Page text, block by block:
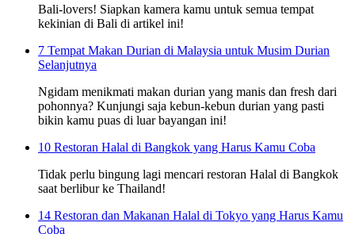
Bali-lovers! Siapkan kamera kamu untuk semua tempat
kekinian di Bali di artikel ini!
7 Tempat Makan Durian di Malaysia untuk Musim Durian
Selanjutnya
Ngidam menikmati makan durian yang manis dan fresh dari
pohonnya? Kunjungi saja kebun-kebun durian yang pasti
bikin kamu puas di luar bayangan ini!
10 Restoran Halal di Bangkok yang Harus Kamu Coba
Tidak perlu bingung lagi mencari restoran Halal di Bangkok
saat berlibur ke Thailand!
14 Restoran dan Makanan Halal di Tokyo yang Harus Kamu
Coba